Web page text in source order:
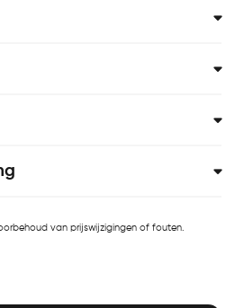
van prijswijzigingen of fouten.